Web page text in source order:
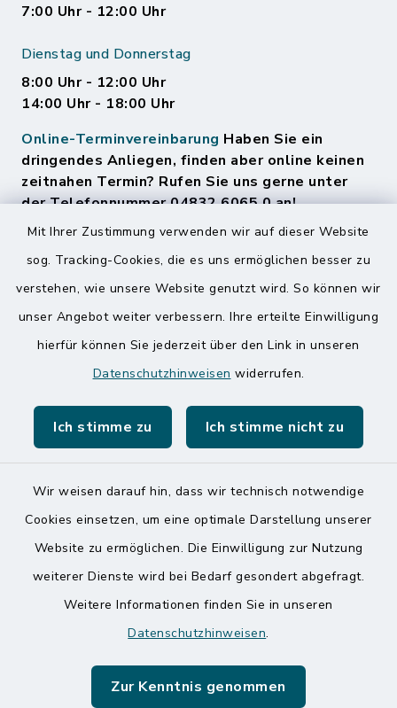
Mit Ihrer Zustimmung verwenden wir auf dieser Website
sog. Tracking-Cookies, die es uns ermöglichen besser zu
verstehen, wie unsere Website genutzt wird. So können wir
unser Angebot weiter verbessern. Ihre erteilte Einwilligung
hierfür können Sie jederzeit über den Link in unseren
Datenschutzhinweisen widerrufen.
Ich stimme zu Ich stimme nicht zu
Wir weisen darauf hin, dass wir technisch notwendige
Cookies einsetzen, um eine optimale Darstellung unserer
Website zu ermöglichen. Die Einwilligung zur Nutzung
weiterer Dienste wird bei Bedarf gesondert abgefragt.
Weitere Informationen finden Sie in unseren
Datenschutzhinweisen.
Zur Kenntnis genommen
7:00 Uhr - 12:00 Uhr
Dienstag und Donnerstag
8:00 Uhr - 12:00 Uhr
14:00 Uhr - 18:00 Uhr
Online-Terminvereinbarung Haben Sie ein
dringendes Anliegen, finden aber online keinen
zeitnahen Termin? Rufen Sie uns gerne unter
der Telefonnummer 04832 6065 0 an!
Quicklinks
Amt Mitteldithmarschen
Speicherkoog Meldorfer Koog
Kontakt
Datenschutz